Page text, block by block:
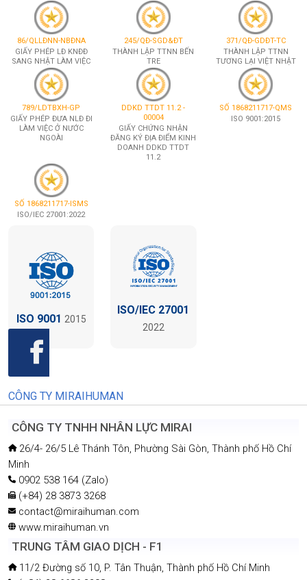
86/QLLĐNN-NBĐNA
GIẤY PHÉP LĐ KNĐĐ
SANG NHẬT LÀM VIỆC
245/QĐ-SGD&ĐT
THÀNH LẬP TTNN BẾN
TRE
371/QĐ-GDĐT-TC
THÀNH LẬP TTNN
TƯƠNG LẠI VIỆT NHẬT
789/LDTBXH-GP
GIẤY PHÉP ĐƯA NLĐ ĐI
LÀM VIỆC Ở NƯỚC
NGOÀI
DDKD TTDT 11.2 -
00004
GIẤY CHỨNG NHẬN
ĐĂNG KÝ ĐỊA ĐIỂM KINH
DOANH DDKD TTDT
11.2
SỐ 1868211717-QMS
ISO 9001:2015
SỐ 1868211717-ISMS
ISO/IEC 27001:2022
ISO 9001 2015
ISO/IEC 27001
2022
CÔNG TY MIRAIHUMAN
CÔNG TY TNHH NHÂN LỰC MIRAI
26/4- 26/5 Lê Thánh Tôn, Phường Sài Gòn, Thành phố Hồ Chí
Minh
0902 538 164 (Zalo)
(+84) 28 3873 3268
contact@miraihuman.com
www.miraihuman.vn
TRUNG TÂM GIAO DỊCH - F1
11/2 Đường số 10, P. Tân Thuận, Thành phố Hồ Chí Minh